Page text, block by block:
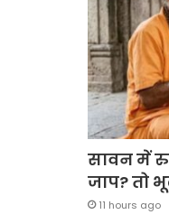
सावन में
जाप? तो
11 hours ago